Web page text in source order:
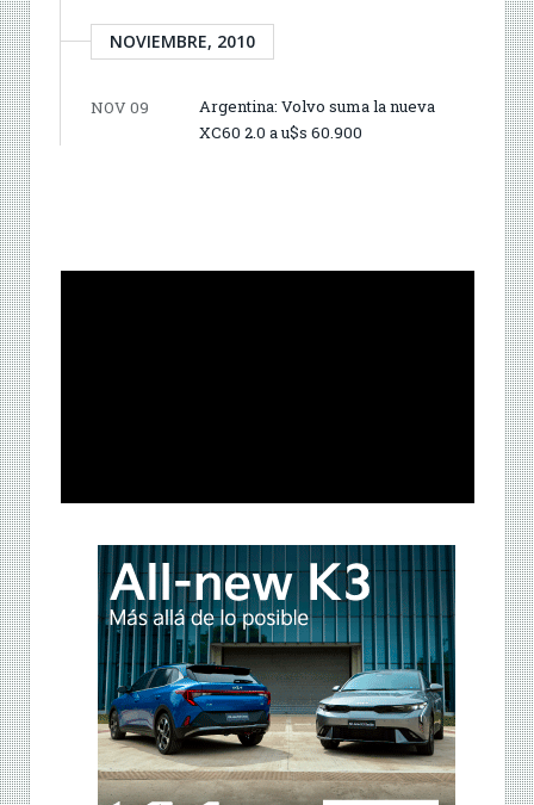
NOVIEMBRE, 2010
NOV 09
Argentina: Volvo suma la nueva
XC60 2.0 a u$s 60.900